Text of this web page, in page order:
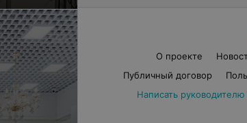
О проекте
Публичный договор
Написать